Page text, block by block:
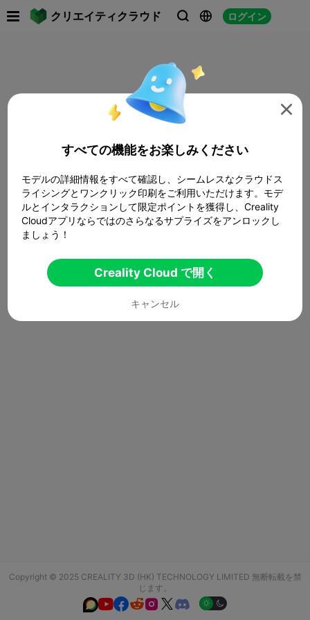
クリエイティクラウド   ログイン
Copyright © 2025 CREALITY 3D (HK) TECHNOLOGY LIMITED 無断転載を禁
じます。
  

すべての機能をお楽しみください
モデルの詳細情報をすべて確認し、シームレスなクラウドス
ライシングとワンクリック印刷をご利用いただけます。モデ
ルとインタラクションして限定ポイントを獲得し、Creality
Cloudアプリならではのさらなるサプライズをアンロックし
ましょう！
Creality Cloud で開く
キャンセル